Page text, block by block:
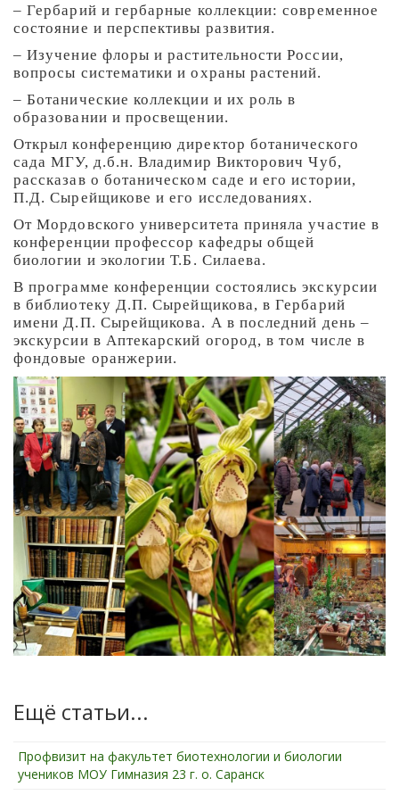
– Гербарий и гербарные коллекции: современное
состояние и перспективы развития.
– Изучение флоры и растительности России,
вопросы систематики и охраны растений.
– Ботанические коллекции и их роль в
образовании и просвещении.
Открыл конференцию директор ботанического
сада МГУ, д.б.н. Владимир Викторович Чуб,
рассказав о ботаническом саде и его истории,
П.Д. Сырейщикове и его исследованиях.
От Мордовского университета приняла участие в
конференции профессор кафедры общей
биологии и экологии Т.Б. Силаева.
В программе конференции состоялись экскурсии
в библиотеку Д.П. Сырейщикова, в Гербарий
имени Д.П. Сырейщикова. А в последний день –
экскурсии в Аптекарский огород, в том числе в
фондовые оранжерии.
Ещё статьи...
Профвизит на факультет биотехнологии и биологии
учеников МОУ Гимназия 23 г. о. Саранск